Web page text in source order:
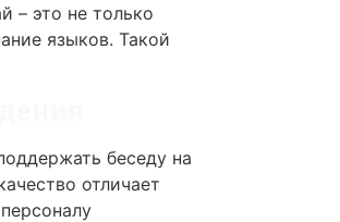
– это не только
языков. Такой
беседу на
отличает